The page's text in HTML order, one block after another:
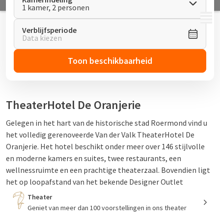
MENU
1 kamer, 2 personen
Verblijfsperiode
Data kiezen
Toon beschikbaarheid
TheaterHotel De Oranjerie
Gelegen in het hart van de historische stad Roermond vind u
het volledig gerenoveerde Van der Valk TheaterHotel De
Oranjerie. Het hotel beschikt onder meer over 146 stijlvolle
en moderne kamers en suites, twee restaurants, een
wellnessruimte en een prachtige theaterzaal. Bovendien ligt
het op loopafstand van het bekende Designer Outlet
Roermond.
Theater
Geniet van meer dan 100 voorstellingen in ons theater